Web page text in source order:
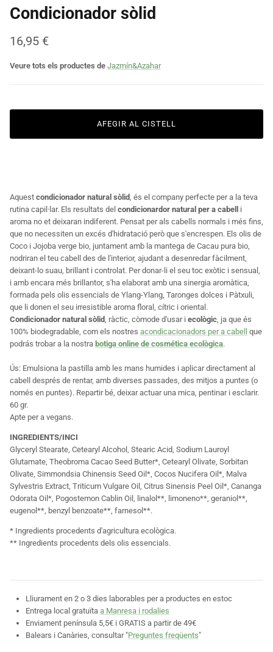
Condicionador sòlid
16,95 €
Veure tots els productes de Jazmín&Azahar
AFEGIR AL CISTELL
Aquest condicionador natural sòlid , és el company perfecte per a la teva
rutina capil·lar. Els resultats del condicionardor natural per a cabell i
aroma no et deixaran indiferent. Pensat per als cabells normals i més fins,
que no necessiten un excés d'hidratació però que s'encrespen. Els olis de
Coco i Jojoba verge bio, juntament amb la mantega de Cacau pura bio,
nodriran el teu cabell des de l'interior, ajudant a desenredar fàcilment,
deixant-lo suau, brillant i controlat. Per donar-li el seu toc exòtic i sensual,
i amb encara més brillantor, s'ha elaborat amb una sinergia aromàtica,
formada pels olis essencials de Ylang-Ylang, Taronges dolces i Pàtxuli,
que li donen el seu irresistible aroma floral, cítric i oriental.
Condicionador natural sòlid ràctic, còmode d'usar i ecològic , ja que és
100% biodegradable, com els nostres acondicacionadors per a cabell que
podrás trobar a la nostra botiga online de cosmética ecològica.
Ús: Emulsiona la pastilla amb les mans humides i aplicar directament al
cabell després de rentar, amb diverses passades, des mitjos a puntes (o
només en puntes). Repartir bé, deixar actuar una mica, pentinar i esclarir.
60 gr.
Apte per a vegans.
INGREDIENTS/INCI
Glyceryl Stearate, Cetearyl Alcohol, Stearic Acid, Sodium Lauroyl
Glutamate, Theobroma Cacao Seed Butter*, Cetearyl Olivate, Sorbitan
Olivate, Simmondsia Chinensis Seed Oil*, Cocos Nucifera Oil*, Malva
Sylvestris Extract, Triticum Vulgare Oil, Citrus Sinensis Peel Oil*, Cananga
Odorata Oil*, Pogostemon Cablin Oil, linalol**, limoneno**, geraniol**,
eugenol**, benzyl benzoate**, farnesol**.
* Ingredients procedents d'agricultura ecològica.
** Ingredients procedents dels olis essencials.
Lliurament en 2 o 3 dies laborables per a productes en estoc
Entrega local gratuïta a Manresa i rodalies
Enviament península 5,5€ i GRATIS a partir de 49€
Balears i Canàries, consultar "Preguntes freqüents"